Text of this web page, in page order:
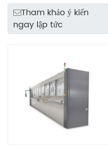
Tham khảo ý kiến ​​
ngay lập tức